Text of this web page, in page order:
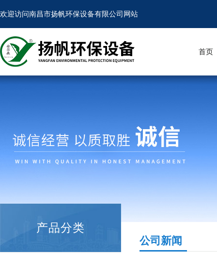
欢迎访问南昌市扬帆环保设备有限公司网站
首页
产品分类
公司新闻